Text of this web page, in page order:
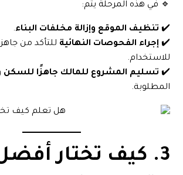
🔹 في هذه المرحلة يتم:
✔️ تنظيف الموقع وإزالة مخلفات البناء.
✔️إجراء الفحوصات النهائية للتأكد من
للاستخدام.
✔️ تسليم المشروع للمالك جاهزًا للسكن
المطلوبة.
3. كيف تختار